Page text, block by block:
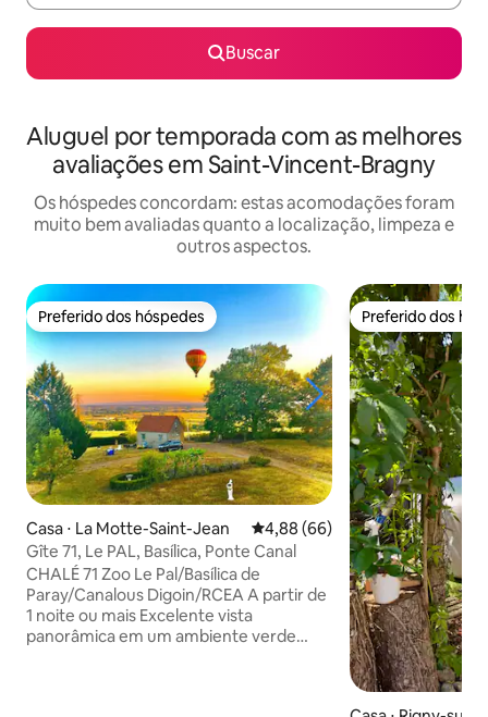
Buscar
Aluguel por temporada com as melhores
avaliações em Saint-Vincent-Bragny
Os hóspedes concordam: estas acomodações foram
muito bem avaliadas quanto a localização, limpeza e
outros aspectos.
Preferido dos hóspedes
Preferido dos hóspedes
Casa ⋅ La Motte-Saint-Jean 4,88 de uma avaliação média
4,88 (66)
Gîte 71, Le PAL, Basílica, Ponte Canal
CHALÉ 71 Zoo Le Pal/Basílica de
Paray/Canalous Digoin/RCEA A partir de
1 noite ou mais Excelente vista
panorâmica em um ambiente verde
Preferido dos
Preferido dos